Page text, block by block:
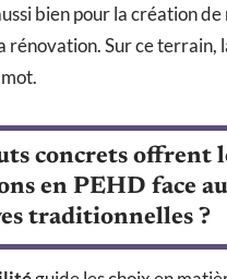
bien pour la création de
rénovation. Sur ce terrain,
mot.
concrets offrent
en PEHD face
traditionnelles ?